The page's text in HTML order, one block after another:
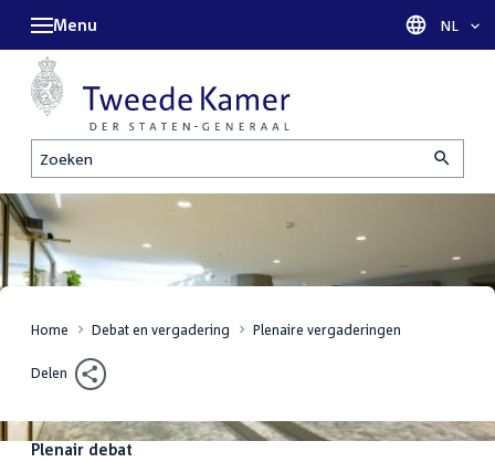
Zoeken
Menu Taal
NL
Home Debat en vergadering Plenaire vergaderingen
Delen
Plenair debat